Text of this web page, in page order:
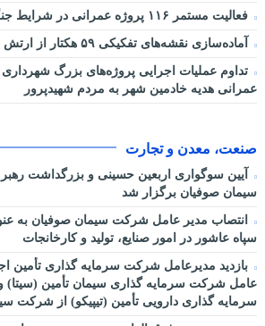
فعالیت مستمر ۱۱۶ پروژه عمرانی در شرایط جنگی
آماده‌سازی نقشه‌های تفکیکی ۵۹ هکتار از ارتش در کمربندی میانی
تداوم عملیات اجرایی پروژه‌های بزرگ شهرداری
عمرانی هدیه خادمین شهر به مردم شهیدپرور
صنعت، معدن و تجارت
آیین سوگواری اربعین حسینی و بزرگداشت
سیمان صوفیان برگزار شد
انتصاب مدیر عامل شرکت سیمان صوفیان به
سپاه عاشور در امور صنایع، تولید و کارخانجات
بازدید مدیرعامل شرکت سرمایه گذاری تأمین
عامل شرکت سرمایه گذاری سیمان تأمین
سرمایه گذاری دارویی تأمین (تیپیکو) از شرکت